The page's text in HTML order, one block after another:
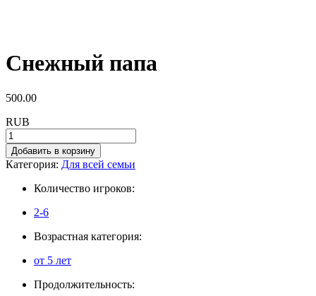
Снежный папа
500.00
RUB
Добавить в корзину
Категория: Для всей семьи
Количество игроков:
2-6
Возрастная категория:
от 5 лет
Продолжительность: